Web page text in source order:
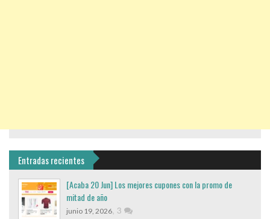
Entradas recientes
[Acaba 20 Jun] Los mejores cupones con la promo de
mitad de año
junio 19, 2026 3